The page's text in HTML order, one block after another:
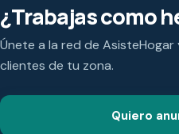
¿Trabajas como
Únete a la red de
clientes de tu zona.
Quiero